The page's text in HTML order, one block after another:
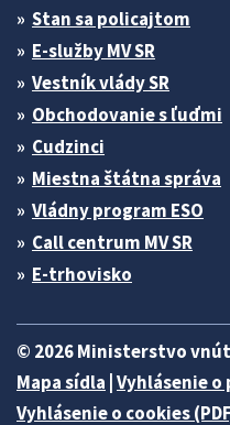
Stan sa policajtom
E-služby MV SR
Vestník vlády SR
Obchodovanie s ľuďmi
Cudzinci
Miestna štátna správa
Vládny program ESO
Call centrum MV SR
E-trhovisko
© 2026 Ministerstvo
Mapa sídla Vyhlásenie
Vyhlásenie o cookies